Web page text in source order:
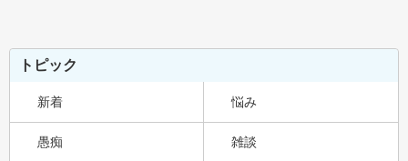
トピック
新着 悩み
愚痴 雑談